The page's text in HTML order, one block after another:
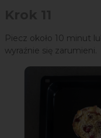
Piecz około 10 minut
wyraźnie się zarumieni.